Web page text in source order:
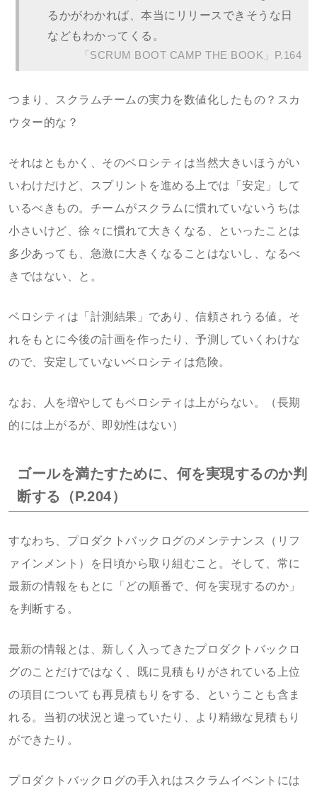
るかがわかれば、本当にリリースできそうな日
などもわかってくる。
「SCRUM BOOT CAMP THE BOOK」P.164
つまり、スクラムチームの実力を数値化したもの？スカ
ウター的な？
それはともかく、そのベロシティは当然大きいほうがい
いわけだけど、スプリントを進める上では「安定」して
いるべきもの。チームがスクラムに慣れていないうちは
小さいけど、徐々に慣れて大きくなる、といったことは
多少あっても、急激に大きくなることはないし、なるべ
きではない、と。
ベロシティは「計測結果」であり、信頼されうる値。そ
れをもとに今後の計画を作ったり、予測していくわけな
ので、安定していないベロシティは危険。
なお、人を増やしてもベロシティは上がらない。（長期
的には上がるが、即効性はない）
ゴールを満たすために、何を実現するのか判
断する（P.204）
すなわち、プロダクトバックログのメンテナンス（リフ
ァインメント）を日頃から取り組むこと。そして、常に
最新の情報をもとに「どの順番で、何を実現するのか」
を判断する。
最新の情報とは、新しく入ってきたプロダクトバックロ
グのことだけではなく、既に見積もりがされている上位
の項目についても再見積もりをする、ということも含ま
れる。当初の状況と違っていたり、より精緻な見積もり
ができたり。
プロダクトバックログの手入れはスクラムイベントには